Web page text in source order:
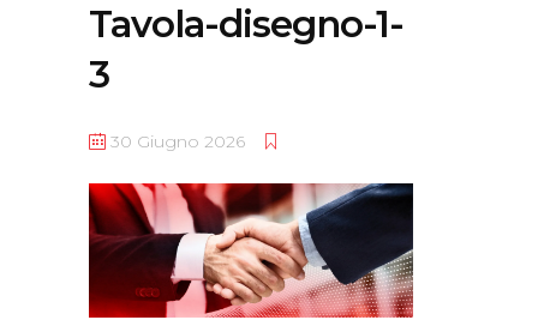
Tavola-disegno-1-
3
30 Giugno 2026